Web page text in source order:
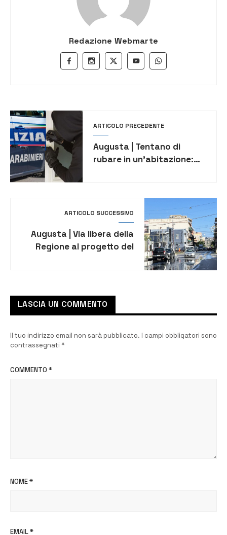
Redazione Webmarte
ARTICOLO PRECEDENTE
Augusta | Tentano di
rubare in un’abitazione:
ARTICOLO SUCCESSIVO
Augusta | Via libera della
Regione al progetto del
LASCIA UN COMMENTO
Il tuo indirizzo email non sarà pubblicato. I campi obbligatori sono
contrassegnati *
COMMENTO *
NOME*
EMAIL*